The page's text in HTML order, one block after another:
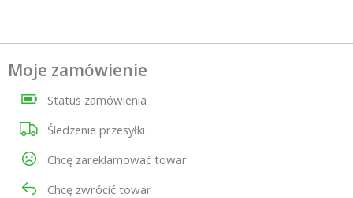
Moje zamówienie
Status zamówienia
Śledzenie przesyłki
Chcę zareklamować towar
Chcę zwrócić towar